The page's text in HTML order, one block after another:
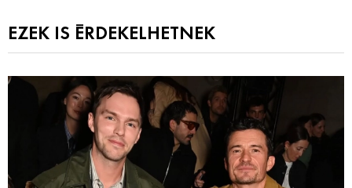
EZEK IS ÉRDEKELHETNEK